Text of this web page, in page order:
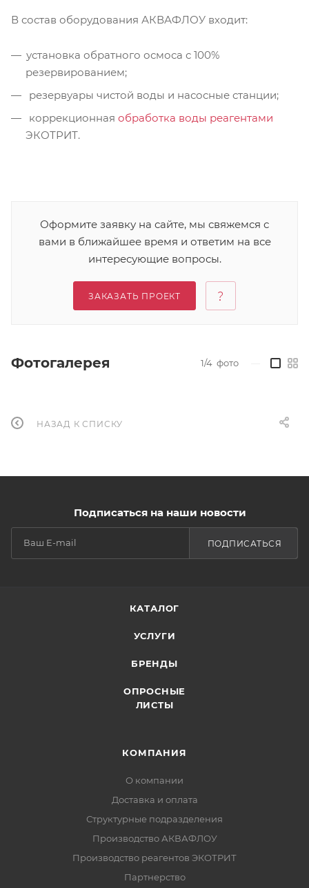
В состав оборудования АКВАФЛОУ входит:
установка обратного осмоса с 100%
резервированием;
резервуары чистой воды и насосные станции;
коррекционная обработка воды реагентами
ЭКОТРИТ.
Оформите заявку на сайте, мы свяжемся с
вами в ближайшее время и ответим на все
интересующие вопросы.
ЗАКАЗАТЬ ПРОЕКТ
Фотогалерея 1/4 фото
НАЗАД К СПИСКУ
Подписаться на наши новости
ПОДПИСАТЬСЯ
КАТАЛОГ
УСЛУГИ
БРЕНДЫ
ОПРОСНЫЕ
ЛИСТЫ
КОМПАНИЯ
О компании
Доставка и оплата
Структурные подразделения
Производство АКВАФЛОУ
Производство реагентов ЭКОТРИТ
Партнерство